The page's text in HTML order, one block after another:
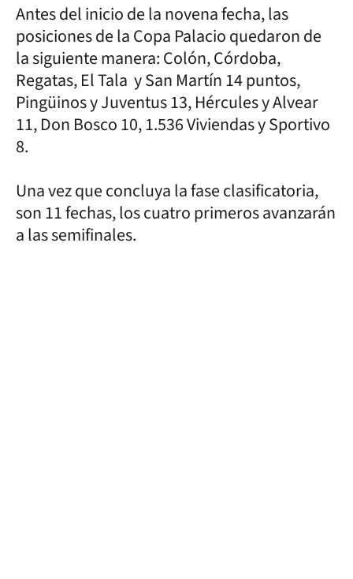
Antes del inicio de la novena fecha, las
posiciones de la Copa Palacio quedaron de
la siguiente manera: Colón, Córdoba,
Regatas, El Tala y San Martín 14 puntos,
Pingüinos y Juventus 13, Hércules y Alvear
11, Don Bosco 10, 1.536 Viviendas y Sportivo
8.
Una vez que concluya la fase clasificatoria,
son 11 fechas, los cuatro primeros avanzarán
a las semifinales.